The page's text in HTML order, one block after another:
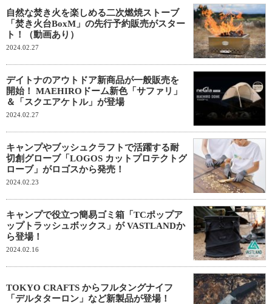
自然な焚き火を楽しめる二次燃焼ストーブ
「焚き火台BoxM」の先行予約販売がスター
ト！（動画あり）
2024.02.27
デイトナのアウトドア新商品が一般販売を
開始！ MAEHIROドーム新色「サファリ」
＆「スクエアケトル」が登場
2024.02.27
キャンプやブッシュクラフトで活躍する耐
切創グローブ「LOGOS カットプロテクトグ
ローブ」がロゴスから発売！
2024.02.23
キャンプで役立つ簡易ゴミ箱「TCポップア
ップトラッシュボックス」が VASTLANDか
ら登場！
2024.02.16
TOKYO CRAFTS からフルタングナイフ
「デルタターロン」など新製品が登場！